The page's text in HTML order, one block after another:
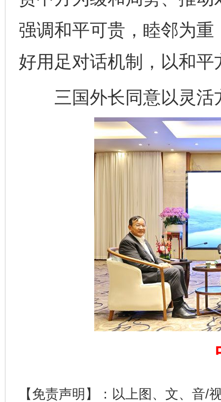
强调和平可贵，睦邻为
好用足对话机制，以和
三国外长同意以灵活
【免责声明】：以上图、文、音/
完善运行机制助力责任有效落实 一纸欠